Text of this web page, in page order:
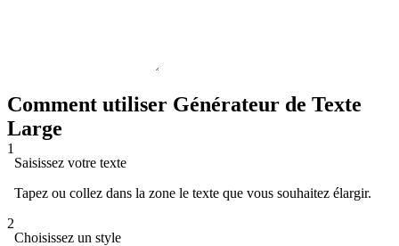
Comment utiliser Générateur de Texte
Large
1
Saisissez votre texte
Tapez ou collez dans la zone le texte que vous souhaitez élargir.
2
Choisissez un style